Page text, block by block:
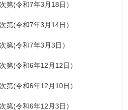
第(令和7年3月18日）
第(令和7年3月14日）
第(令和7年3月3日）
第(令和6年12月12日）
第(令和6年12月10日）
第(令和6年12月3日）